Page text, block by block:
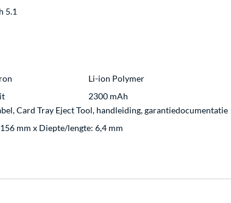
5.1
Li-ion Polymer
2300 mAh
Card Tray Eject Tool, handleiding, garantiedocumentatie
mm x Diepte/lengte: 6,4 mm